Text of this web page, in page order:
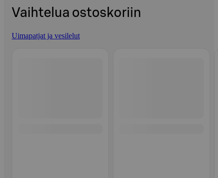
Vaihtelua ostoskoriin
Uimapatjat ja vesilelut